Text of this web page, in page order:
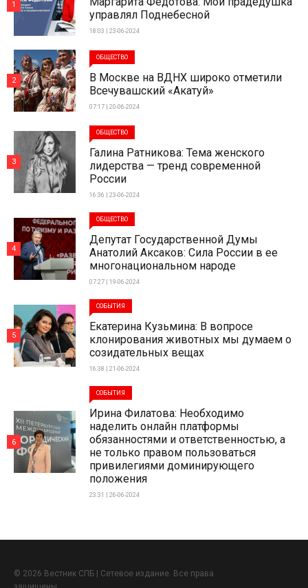
управлял Поднебесной
18:03 | 23-06-2024
1
ОБЩЕСТВО
В Москве на ВДНХ широко отметили
Всечувашский «Акатуй»
07:17 | 20-06-2024
2
ОБЩЕСТВО
Галина Ратникова: Тема женского
лидерства — тренд современной
России
16:36 | 23-06-2024
3
ОБЩЕСТВО
Депутат Государственной Думы
Анатолий Аксаков: Сила России в ее
многонациональном народе
07:27 | 19-06-2024
4
СОБЫТИЯ
Екатерина Кузьмина: В вопросе
клонирования животных мы думаем о
созидательных вещах
16:38 | 21-06-2024
5
СОБЫТИЯ
Ирина Филатова: Необходимо
наделить онлайн платформы
обязанностями и ответственностью, а
не только правом пользоваться
привилегиями доминирующего
положения
23:31 | 26-06-2024
6
© 2026 Вестник СПБ | Сетевое издание. Все права